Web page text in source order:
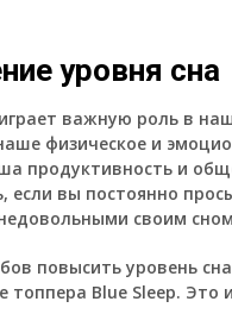
уровня сна
важную роль в
физическое и
продуктивность и
если вы постоянно
своим
повысить уровень
топпера Blue Sleep. Это